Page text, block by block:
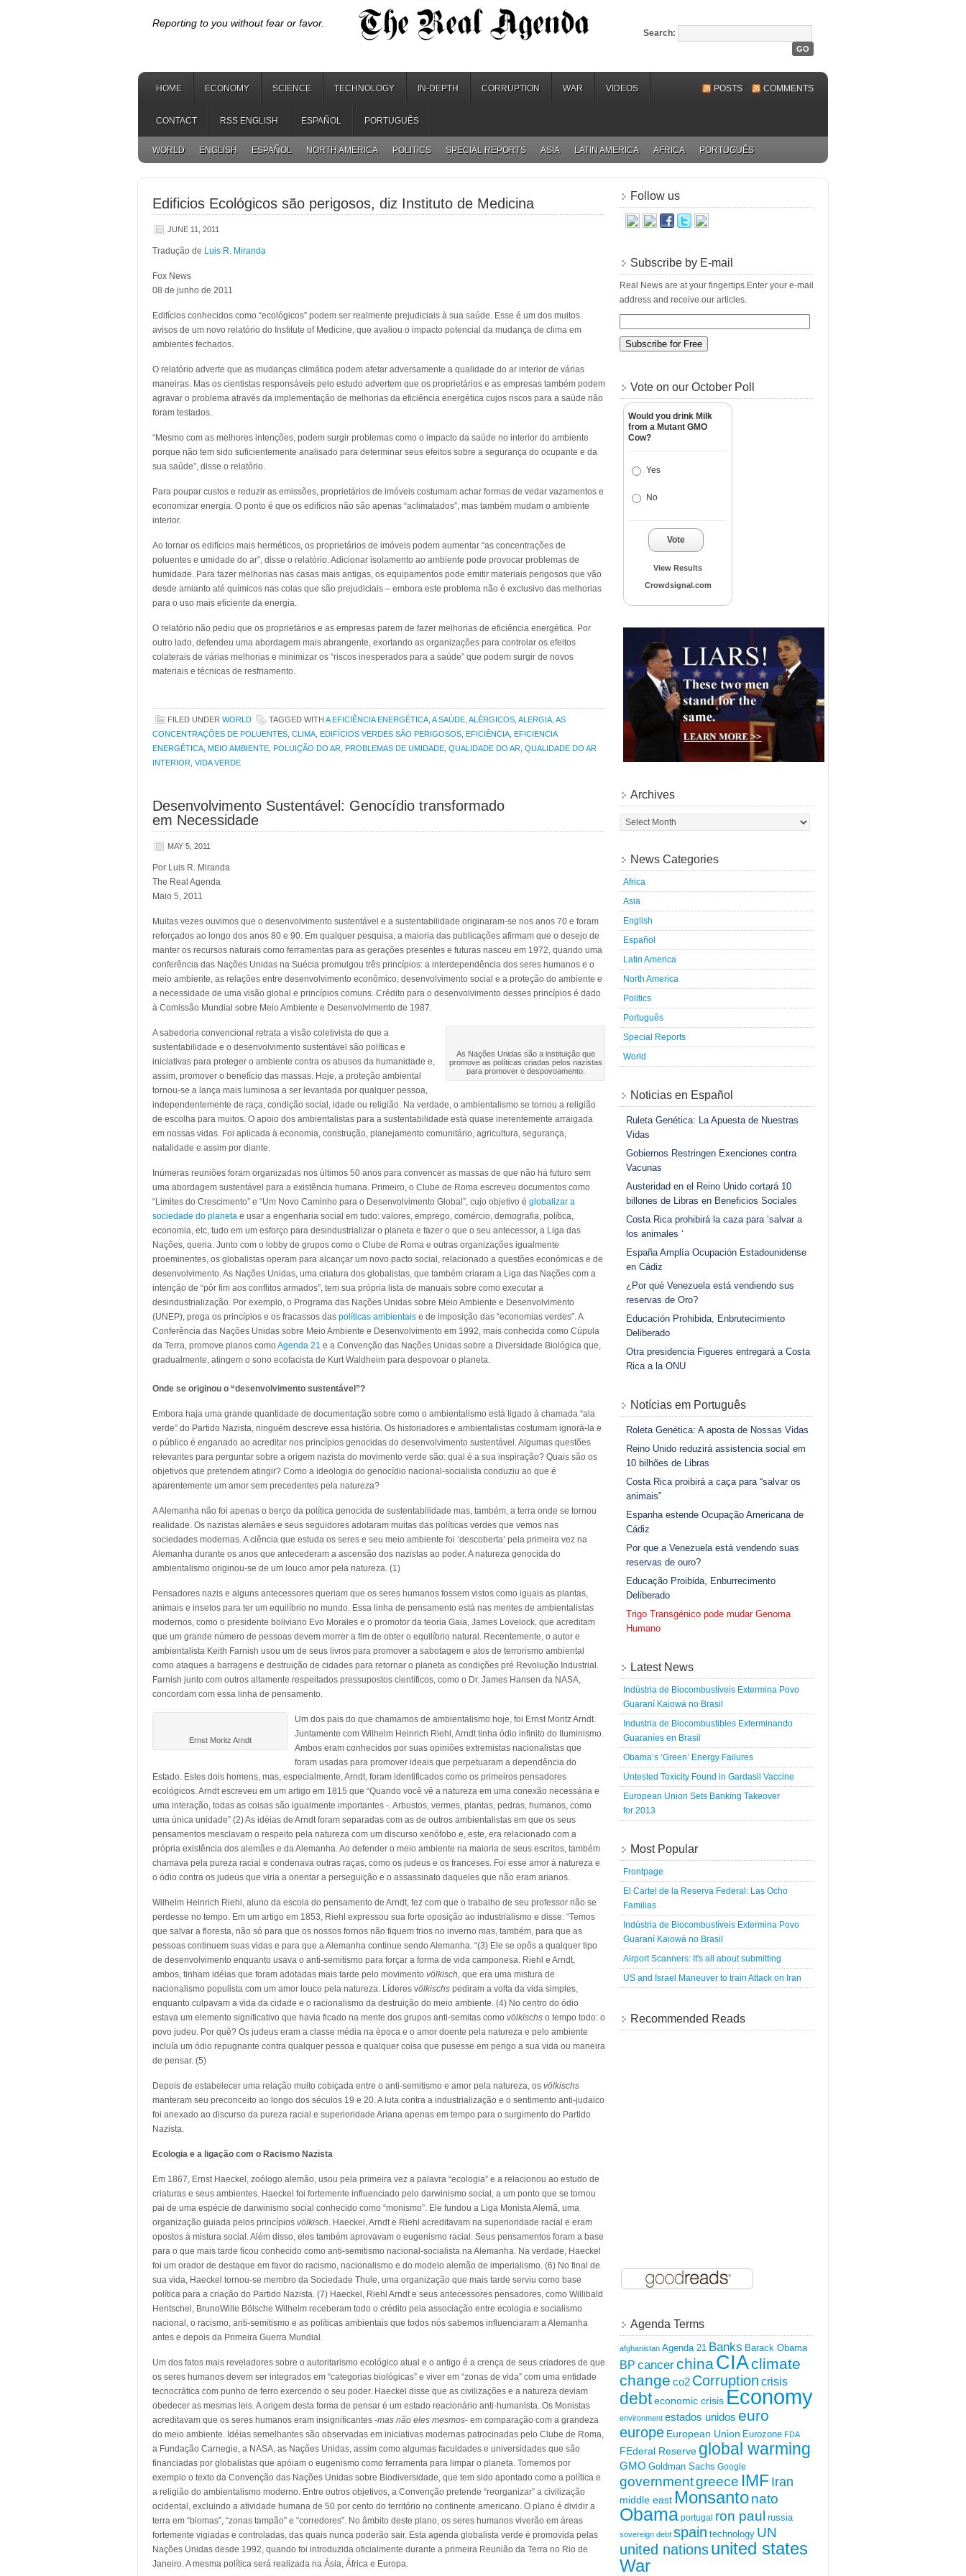
Reporting to you without fear or favor.
Search:
HOME ECONOMY SCIENCE TECHNOLOGY IN-DEPTH CORRUPTION WAR VIDEOS
CONTACT RSS ENGLISH ESPAÑOL PORTUGUÊS
POSTS COMMENTS
WORLD ENGLISH ESPAÑOL NORTH AMERICA POLITICS SPECIAL REPORTS ASIA LATIN AMERICA AFRICA PORTUGUÊS
Edificios Ecológicos são perigosos, diz Instituto de Medicina
JUNE 11, 2011
Tradução de Luis R. Miranda
Fox News
08 de junho de 2011
Edifícios conhecidos como “ecológicos” podem ser realmente prejudiciais à sua saúde. Esse é um dos muitos
avisos de um novo relatório do Institute of Medicine, que avaliou o impacto potencial da mudança de clima em
ambientes fechados.
O relatório adverte que as mudanças climática podem afetar adversamente a qualidade do ar interior de várias
maneiras. Mas os cientistas responsáveis ​​pelo estudo advertem que os proprietários e as empresas também podem
agravar o problema através da implementação de melhorias da eficiência energética cujos riscos para a saúde não
foram testados.
“Mesmo com as melhores intenções, podem surgir problemas como o impacto da saúde no interior do ambiente
porque não tem sido suficientemente analisado para determinar seus efeitos sobre a segurança do ocupante e da
sua saúde”, disse o relatório.
Para poupar custos e reduzir as emissões, proprietários de imóveis costumam achar formas de vedar vazamentos e
economizar energia. O ponto é que os edifícios não são apenas “aclimatados”, mas também mudam o ambiente
interior.
Ao tornar os edifícios mais herméticos, os proprietários de imóveis podem aumentar “as concentrações de
poluentes e umidade do ar”, disse o relatório. Adicionar isolamento ao ambiente pode provocar problemas de
humidade. Para fazer melhorias nas casas mais antigas, os equipamentos pode emitir materiais perigosos que vão
desde amianto até químicos nas colas que são prejudiciais – embora este problema não é exclusivo das melhorias
para o uso mais eficiente da energia.
O relatório não pediu que os proprietários e as empresas parem de fazer melhorias de eficiência energética. Por
outro lado, defendeu uma abordagem mais abrangente, exortando as organizações para controlar os efeitos
colaterais de várias melhorias e minimizar os “riscos inesperados para a saúde” que podem surgir de novos
materiais e técnicas de resfriamento.
FILED UNDER WORLD TAGGED WITH A EFICIÊNCIA ENERGÉTICA A SAÚDE ALÉRGICOS ALERGIA AS
CONCENTRAÇÕES DE POLUENTES CLIMA EDIFÍCIOS VERDES SÃO PERIGOSOS EFICIÊNCIA EFICIENCIA
ENERGÉTICA MEIO AMBIENTE POLUIÇÃO DO AR PROBLEMAS DE UMIDADE QUALIDADE DO AR QUALIDADE DO AR
INTERIOR VIDA VERDE
Desenvolvimento Sustentável: Genocídio transformado
em Necessidade
MAY 5, 2011
Por Luis R. Miranda
The Real Agenda
Maio 5, 2011
Muitas vezes ouvimos que o desenvolvimento sustentável e a sustentabilidade originaram-se nos anos 70 e foram
reforçados ao longo dos anos 80 e 90. Em qualquer pesquisa, a maioria das publicações afirmam que o desejo de
manter os recursos naturais como ferramentas para as gerações presentes e futuras nasceu em 1972, quando uma
conferência das Nações Unidas na Suécia promulgou três princípios: a interdependência dos seres humanos e o
meio ambiente, as relações entre desenvolvimento econômico, desenvolvimento social e a proteção do ambiente e
a necessidade de uma visão global e princípios comuns. Crédito para o desenvolvimento desses princípios é dado
à Comissão Mundial sobre Meio Ambiente e Desenvolvimento de 1987.
As Nações Unidas são a instituição que
promove as políticas criadas pelos nazistas
para promover o despovoamento.
A sabedoria convencional retrata a visão coletivista de que a
sustentabilidade e o desenvolvimento sustentável são políticas e
iniciativas para proteger o ambiente contra os abusos da humanidade e,
assim, promover o benefício das massas. Hoje, a proteção ambiental
tornou-se a lança mais luminosa a ser levantada por qualquer pessoa,
independentemente de raça, condição social, idade ou religião. Na verdade, o ambientalismo se tornou a religião
de escolha para muitos. O apoio dos ambientalistas para a sustentabilidade está quase inerentemente arraigada
em nossas vidas. Foi aplicada à economia, construção, planejamento comunitário, agricultura, segurança,
natalidade e assim por diante.
Inúmeras reuniões foram organizadas nos últimos 50 anos para convencer as massas de que não há futuro sem
uma abordagem sustentável para a existência humana. Primeiro, o Clube de Roma escreveu documentos como
“Limites do Crescimento” e “Um Novo Caminho para o Desenvolvimento Global”, cujo objetivo é globalizar a
sociedade do planeta e usar a engenharia social em tudo: valores, emprego, comércio, demografia, política,
economia, etc, tudo em um esforço para desindustrializar o planeta e fazer o que o seu antecessor, a Liga das
Nações, queria. Junto com o lobby de grupos como o Clube de Roma e outras organizações igualmente
proeminentes, os globalistas operam para alcançar um novo pacto social, relacionado a questões económicas e de
desenvolvimento. As Nações Unidas, uma criatura dos globalistas, que também criaram a Liga das Nações com a
intenção de “pôr fim aos conflitos armados”, tem sua própria lista de manuais sobre como executar a
desindustrialização. Por exemplo, o Programa das Nações Unidas sobre Meio Ambiente e Desenvolvimento
(UNEP), prega os princípios e os fracassos das políticas ambientais e de imposição das “economias verdes”. A
Conferência das Nações Unidas sobre Meio Ambiente e Desenvolvimento em 1992, mais conhecida como Cúpula
da Terra, promove planos comoAgenda 21 e a Convenção das Nações Unidas sobre a Diversidade Biológica que,
gradualmente, atingem o sono ecofacista de Kurt Waldheim para despovoar o planeta.
Onde se originou o “desenvolvimento sustentável”?
Embora haja uma grande quantidade de documentação sobre como o ambientalismo está ligado à chamada “ala
verde” do Partido Nazista, ninguém descreve essa história. Os historiadores e ambientalistas costumam ignorá-la e
o público é enganado ao acreditar nos princípios genocidas do desenvolvimento sustentável. Algumas questões
relevantes para perguntar sobre a origem nazista do movimento verde são: qual é a sua inspiração? Quais são os
objetivos que pretendem atingir? Como a ideologia do genocídio nacional-socialista conduziu ao que é
aparentemente um amor sem precedentes pela natureza?
A Alemanha não foi apenas o berço da política genocida de sustentabilidade mas, também, a terra onde se tornou
realidade. Os nazistas alemães e seus seguidores adotaram muitas das políticas verdes que vemos nas
sociedades modernas. A ciência que estuda os seres e seu meio ambiente foi ‘descoberta’ pela primeira vez na
Alemanha durante os anos que antecederam a ascensão dos nazistas ao poder. A natureza genocida do
ambientalismo originou-se de um louco amor pela natureza. (1)
Pensadores nazis e alguns antecessores queriam que os seres humanos fossem vistos como iguais as plantas,
animais e insetos para ter um equilíbrio no mundo. Essa linha de pensamento está nas mentes de ambientalistas
modernos, como o presidente boliviano Evo Morales e o promotor da teoria Gaia, James Lovelock, que acreditam
que um grande número de pessoas devem morrer a fim de obter o equilíbrio natural. Recentemente, o autor e
ambientalista Keith Farnish usou um de seus livros para promover a sabotagem e atos de terrorismo ambiental
como ataques a barragens e destruição de cidades para retornar o planeta as condições pré Revolução Industrial.
Farnish junto com outros altamente respeitados pressupostos científicos, como o Dr. James Hansen da NASA,
concordam com essa linha de pensamento.
Ernst Moritz Arndt
Um dos pais do que chamamos de ambientalismo hoje, foi Ernst Moritz Arndt.
Juntamente com Wilhelm Heinrich Riehl, Arndt tinha ódio infinito do Iluminismo.
Ambos eram conhecidos por suas opiniões extremistas nacionalistas que
foram usadas para promover ideais que perpetuaram a dependência do
Estado. Estes dois homens, mas, especialmente, Arndt, foram identificados como os primeiros pensadores
ecológicos. Arndt escreveu em um artigo em 1815 que “Quando você vê a natureza em uma conexão necessária e
uma interação, todas as coisas são igualmente importantes -. Arbustos, vermes, plantas, pedras, humanos, como
uma única unidade” (2) As idéias de Arndt foram separadas com as de outros ambientalistas em que os seus
pensamentos mesclavam o respeito pela natureza com um discurso xenófobo e, este, era relacionado com a
própria existência dos alemães e da Alemanha. Ao defender o meio ambiente na maioria de seus escritos, também
chamava pela pureza racial e condenava outras raças, como os judeus e os franceses. Foi esse amor à natureza e
o ódio contra os judeus que viria a orientar a perseguição e o assassinato daqueles que não eram arianos.
Wilhelm Heinrich Riehl, aluno da escola do pensamento de Arndt, fez com que o trabalho de seu professor não se
perdesse no tempo. Em um artigo em 1853, Riehl expressou sua forte oposição ao industrialismo e disse: “Temos
que salvar a floresta, não só para que os nossos fornos não fiquem frios no inverno mas, também, para que as
pessoas continuem suas vidas e para que a Alemanha continue sendo Alemanha. “(3) Ele se opôs a qualquer tipo
de desenvolvimento enquanto usava o anti-semitismo para forçar a forma de vida camponesa. Riehl e Arndt,
ambos, tinham idéias que foram adotadas mais tarde pelo movimento völkisch, que era uma mistura de
nacionalismo populista com um amor louco pela natureza. Líderes völkischs pediram a volta da vida simples,
enquanto culpavam a vida da cidade e o racionalismo da destruição do meio ambiente. (4) No centro do ódio
estava um elemento significativo que havia ficado na mente dos grupos anti-semitas como völkischs o tempo todo: o
povo judeu. Por quê? Os judeus eram a classe média na época e o amor doente pela natureza e pelo ambiente
incluía um ódio repugnante contra qualquer pessoa e qualquer coisa que pusesse em perigo a sua vida ou maneira
de pensar. (5)
Depois de estabelecer uma relação muito cobiçada entre o anti-semitismo e amor pela natureza, os völkischs
manteram seu preconceito ao longo dos séculos 19 e 20. A luta contra a industrialização e o sentimento anti-judaico
foi anexado ao discurso da pureza racial e superioridade Ariana apenas em tempo para o surgimento do Partido
Nazista.
Ecologia e a ligação com o Racismo Nazista
Em 1867, Ernst Haeckel, zoólogo alemão, usou pela primeira vez a palavra “ecologia” e a relacionou ao estudo de
criaturas e seus ambientes. Haeckel foi fortemente influenciado pelo darwinismo social, a um ponto que se tornou
pai de uma espécie de darwinismo social conhecido como “monismo”. Ele fundou a Liga Monista Alemã, uma
organização guiada pelos princípios völkisch. Haeckel, Arndt e Riehl acreditavam na superioridade racial e eram
opostos à mistura social. Além disso, eles também aprovavam o eugenismo racial. Seus pensamentos foram a base
para o que mais tarde ficou conhecido como anti-semitismo nacional-socialista na Alemanha. Na verdade, Haeckel
foi um orador de destaque em favor do racismo, nacionalismo e do modelo alemão de imperialismo. (6) No final de
sua vida, Haeckel tornou-se membro da Sociedade Thule, uma organização que mais tarde serviu como base
política para a criação do Partido Nazista. (7) Haeckel, Riehl Arndt e seus antecessores pensadores, como Willibald
Hentschel, BrunoWille Bölsche Wilhelm receberam todo o crédito pela associação entre ecologia e socialismo
nacional, o racismo, anti-semitismo e as políticas ambientais que todos nós sabemos influenciaram a Alemanha
antes e depois da Primeira Guerra Mundial.
Um dos fatos mais reveladores sobre o autoritarismo ecológico atual e o antigo é a crença de seus criadores de que
os seres humanos devem ser integrados em “categorias biológicas” e viver em “zonas de vida” com uma entidade
tecnocrática com punho de ferro exercendo o seu poder. Haeckel disse que as civilizações e a natureza deviam
obedecer as mesmas leis. A origem desta forma de pensar é um estado reacionário anti-humanista. Os Monistas
acreditavam que os seres humanos eram insignificantes -mas não eles mesmos- em comparação com a grandeza
do meio ambiente. Idéias semelhantes são observadas em iniciativas modernas patrocinadas pelo Clube de Roma,
a Fundação Carnegie, a NASA, as Nações Unidas, assim como algumas faculdades e universidades que são
financiadas por globalistas que apóiam o eugenismo como ferramenta para limpar o planeta. Tomemos por
exemplo o texto da Convenção das Nações Unidas sobre Biodiversidade, que tem sido apontado como a política e
a religião do ambientalismo moderno. Entre outros objetivos, a Convenção pretende “reorganizar” a civilização
ocidental, excluindo a atividade humana de 50 por cento do território no continente americano. O plano é dividir a
terra em “biomas”, “zonas tampão” e “corredores”. No âmbito deste plano, os seres humanos viverão em áreas
fortemente vigiadas e controladas, das quais nunca poderão sair. Esta agenda globalista verde é promovida pelas
Nações Unidas desde 1992, quando foi introduzida oficialmente durante a primeira Reunião da Terra no Rio de
Janeiro. A mesma política será realizada na Ásia, África e Europa.
Follow us
Subscribe by E-mail
Real News are at your fingertips.Enter your e-mail
address and receive our articles.
Vote on our October Poll
Would you drink Milk
from a Mutant GMO
Cow?
Yes
No
Vote
View Results
Crowdsignal.com
Archives
News Categories
Africa
Asia
English
Español
Latin America
North America
Politics
Português
Special Reports
World
Noticias en Español
Ruleta Genética: La Apuesta de Nuestras
Vidas
Gobiernos Restringen Exenciones contra
Vacunas
Austeridad en el Reino Unido cortará 10
billones de Libras en Beneficios Sociales
Costa Rica prohibirá la caza para ‘salvar a
los animales ‘
España Amplía Ocupación Estadounidense
en Cádiz
¿Por qué Venezuela está vendiendo sus
reservas de Oro?
Educación Prohibida, Enbrutecimiento
Deliberado
Otra presidencia Figueres entregará a Costa
Rica a la ONU
Notícias em Português
Roleta Genética: A aposta de Nossas Vidas
Reino Unido reduzirá assistencia social em
10 bilhões de Libras
Costa Rica proibirá a caça para “salvar os
animais”
Espanha estende Ocupação Americana de
Cádiz
Por que a Venezuela está vendendo suas
reservas de ouro?
Educação Proibida, Enburrecimento
Deliberado
Trigo Transgénico pode mudar Genoma
Humano
Latest News
Indústria de Biocombustíveis Extermina Povo
Guaraní Kaiowá no Brasil
Industria de Biocombustibles Exterminando
Guaraníes en Brasil
Obama’s ‘Green’ Energy Failures
Untested Toxicity Found in Gardasil Vaccine
European Union Sets Banking Takeover
for 2013
Most Popular
Frontpage
El Cartel de la Reserva Federal: Las Ocho
Familias
Indústria de Biocombustíveis Extermina Povo
Guaraní Kaiowá no Brasil
Airport Scanners: It's all about submitting
US and Israel Maneuver to train Attack on Iran
Recommended Reads
Agenda Terms
afghanistan Agenda 21 Banks Barack Obama
BP cancerchinaCIAclimate
change co2 Corruption crisis
debteconomic crisis Economy
environment estados unidos euro
europe European Union Eurozone FDA
FEderal Reserve global warming
GMO Goldman Sachs Google
governmentgreece IMF Iran
middle east Monsantonato
Obama portugal ron paul russia
sovereign debt spain technology UN
united nationsunited states
War